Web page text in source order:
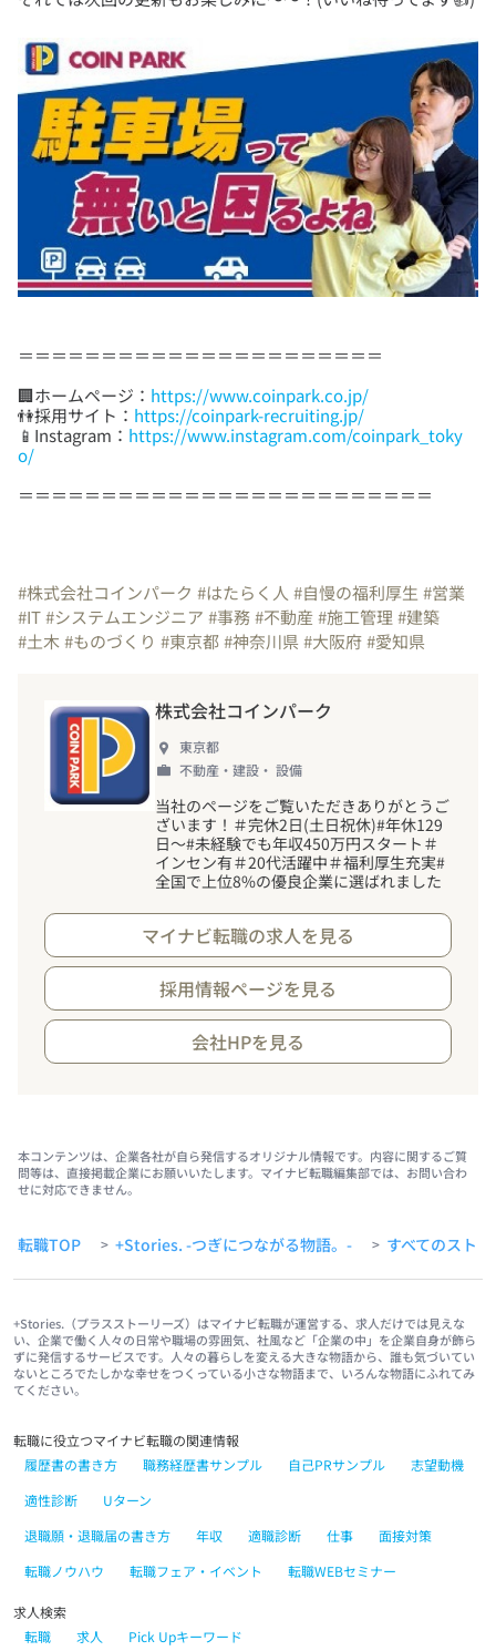
🏢ホームページ： https://www.coinpark.co.jp/
👫採用サイト： https://coinpark-recruiting.jp/
📱Instagram： https://www.instagram.com/coinpark_toky
o/
＝＝＝＝＝＝＝＝＝＝＝＝＝＝＝＝＝＝＝＝＝＝＝＝＝
#株式会社コインパーク #はたらく人 #自慢の福利厚生 #営業
#IT#システムエンジニア #事務#不動産#施工管理#建築
#土木#ものづくり #東京都#神奈川県#大阪府#愛知県
株式会社コインパーク
東京都
不動産・建設・ 設備
当社のページをご覧いただきありがとうご
ざいます ！ ＃完休2日(土日祝休)#年休129
日～#未経験でも年収450万円スタート＃
インセン有＃20代活躍中＃福利厚生充実#
全国で上位8%の優良企業に選ばれました
マイナビ転職の求人を見る
採用情報ページを見る
会社HPを見る
本コンテンツは、企業各社が自ら発信するオリジナル情報です。内容に関するご質
問等は、直接掲載企業にお願いいたします。マイナビ転職編集部では、お問い合わ
せに対応できません。
転職TOP > +Stories. -つぎにつながる物語。- > すべてのスト
+Stories.（プラスストーリーズ）はマイナビ転職が運営する、求人だけでは見えな
い、企業で働く人々の日常や職場の雰囲気、社風など「企業の中」を企業自身が飾ら
ずに発信するサービスです。人々の暮らしを変える大きな物語から、誰も気づいてい
ないところでたしかな幸せをつくっている小さな物語まで、いろんな物語にふれてみ
てください。
転職に役立つマイナビ転職の関連情報
履歴書の書き方
職務経歴書サンプル 自己PRサンプル
志望動機
適性診断
Uターン
退職願・退職届の書き方
年収 適職診断 仕事
面接対策
転職ノウハウ
転職フェア・イベント 転職WEBセミナー
求人検索
転職
求人 Pick Upキーワード